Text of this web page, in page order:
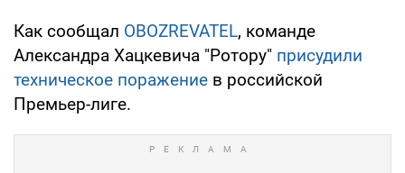
Как сообщал OBOZREVATEL, команде
Александра Хацкевича "Ротору" присудили
техническое поражение в российской
Премьер-лиге.